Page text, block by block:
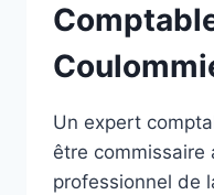
Un expert
être commissaire
professionnel de